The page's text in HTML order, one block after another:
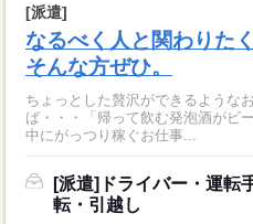
[派遣]
なるべく人と関わりた
そんな方ぜひ。
ちょっとした贅沢ができるような
ば・・・「帰って飲む発泡酒がビ
中にがっつり稼ぐお仕事...
[派遣]ドライバー・運転
転・引越し